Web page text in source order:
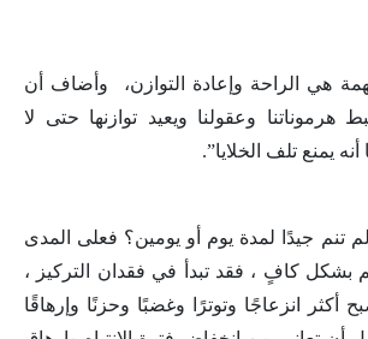
هي الراحة وإعادة التوازن، وأضاف أن
وعقولنا ويعيد توازنها حتى لا
يمنع تلف الخلايا”.
تنم جيدًا لمدة يوم أو يومين؟ فعلى المدى
بشكل كافٍ ، فقد تبدأ في فقدان التركيز ،
أكثر انزعاجًا وتوترًا وغضبًا وحزنًا وإرهاقًا